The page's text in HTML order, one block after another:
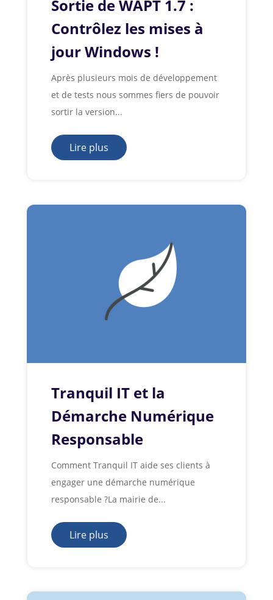
Sortie de WAPT 1.7 :
Contrôlez les mises à
jour Windows !
Après plusieurs mois de développement
et de tests nous sommes fiers de pouvoir
sortir la version...
Lire plus
Tranquil IT et la
Démarche Numérique
Responsable
Comment Tranquil IT aide ses clients à
engager une démarche numérique
responsable ?La mairie de...
Lire plus